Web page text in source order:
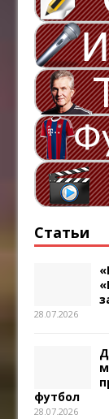
Статьи
28.07.2026
футбол
28.07.2026